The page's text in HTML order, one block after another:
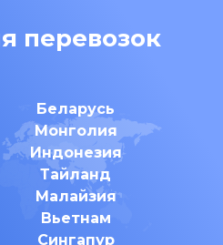
перевозок
Беларусь
Монголия
Индонезия
Тайланд
Малайзия
Вьетнам
Сингапур